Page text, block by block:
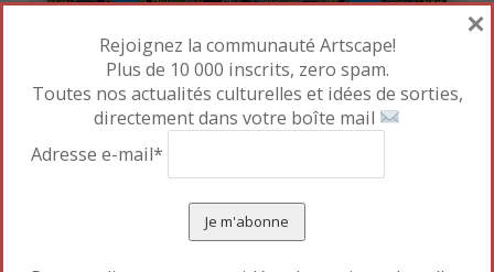
Chonon Bensho,
tissu. Courtesy de l’artiste (c) New York, The
Shipibo-Conibo Center et Buenos Aires, W-Galería
Rejoignez la communauté Artscape!
Plus de 10 000 inscrits, zero spam.
Toutes nos actualités culturelles et idées de sorties,
directement dans votre boîte mail
Adresse e-mail*
×